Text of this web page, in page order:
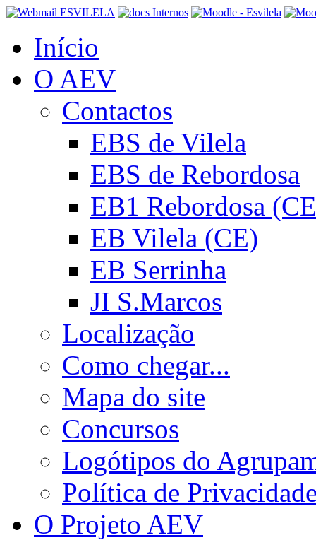
Início
O AEV
Contactos
EBS de Vilela
EBS de Rebordosa
EB1 Rebordosa
EB Vilela (CE)
EB Serrinha
JI S.Marcos
Localização
Como chegar...
Mapa do site
Concursos
Logótipos do
Política de
O Projeto AEV